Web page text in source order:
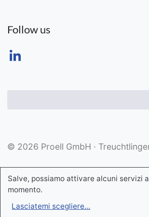
Follow us
© 2026 Proell GmbH ·
Salve, possiamo attivare alcuni servizi
momento.
Lasciatemi scegliere...